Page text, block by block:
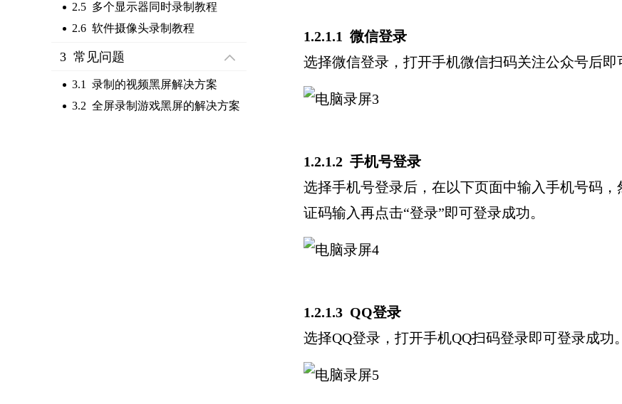
2.5 多个显示器同时录制教程
2.6 软件摄像头录制教程
3 常见问题
3.1 录制的视频黑屏解决方案
3.2 全屏录制游戏黑屏的解决方案
1.2.1.1 微信登录
选择微信登录，打开手机微信扫码关注公众号后即
1.2.1.2 手机号登录
选择手机号登录后，在以下页面中输入手机号码
证码输入再点击“登录”即可登录成功。
1.2.1.3 QQ登录
选择QQ登录，打开手机QQ扫码登录即可登录成功。